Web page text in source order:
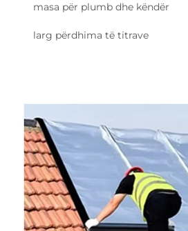
masa për plumb dhe këndër
larg përdhima të titrave